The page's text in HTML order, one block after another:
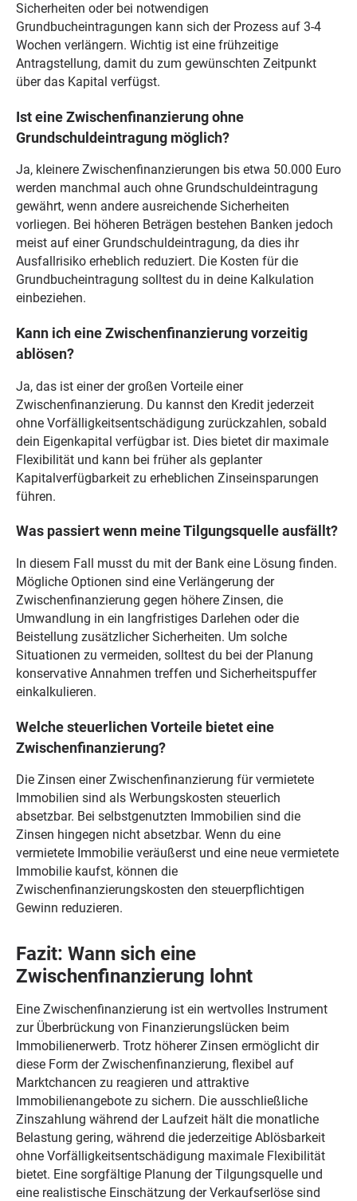
Sicherheiten oder bei notwendigen
Grundbucheintragungen kann sich der Prozess auf 3-4
Wochen verlängern. Wichtig ist eine frühzeitige
Antragstellung, damit du zum gewünschten Zeitpunkt
über das Kapital verfügst.
Ist eine Zwischenfinanzierung ohne
Grundschuldeintragung möglich?
Ja, kleinere Zwischenfinanzierungen bis etwa 50.000 Euro
werden manchmal auch ohne Grundschuldeintragung
gewährt, wenn andere ausreichende Sicherheiten
vorliegen. Bei höheren Beträgen bestehen Banken jedoch
meist auf einer Grundschuldeintragung, da dies ihr
Ausfallrisiko erheblich reduziert. Die Kosten für die
Grundbucheintragung solltest du in deine Kalkulation
einbeziehen.
Kann ich eine Zwischenfinanzierung vorzeitig
ablösen?
Ja, das ist einer der großen Vorteile einer
Zwischenfinanzierung. Du kannst den Kredit jederzeit
ohne Vorfälligkeitsentschädigung zurückzahlen, sobald
dein Eigenkapital verfügbar ist. Dies bietet dir maximale
Flexibilität und kann bei früher als geplanter
Kapitalverfügbarkeit zu erheblichen Zinseinsparungen
führen.
Was passiert wenn meine Tilgungsquelle ausfällt?
In diesem Fall musst du mit der Bank eine Lösung finden.
Mögliche Optionen sind eine Verlängerung der
Zwischenfinanzierung gegen höhere Zinsen, die
Umwandlung in ein langfristiges Darlehen oder die
Beistellung zusätzlicher Sicherheiten. Um solche
Situationen zu vermeiden, solltest du bei der Planung
konservative Annahmen treffen und Sicherheitspuffer
einkalkulieren.
Welche steuerlichen Vorteile bietet eine
Zwischenfinanzierung?
Die Zinsen einer Zwischenfinanzierung für vermietete
Immobilien sind als Werbungskosten steuerlich
absetzbar. Bei selbstgenutzten Immobilien sind die
Zinsen hingegen nicht absetzbar. Wenn du eine
vermietete Immobilie veräußerst und eine neue vermietete
Immobilie kaufst, können die
Zwischenfinanzierungskosten den steuerpflichtigen
Gewinn reduzieren.
Fazit: Wann sich eine
Zwischenfinanzierung lohnt
Eine Zwischenfinanzierung ist ein wertvolles Instrument
zur Überbrückung von Finanzierungslücken beim
Immobilienerwerb. Trotz höherer Zinsen ermöglicht dir
diese Form der Zwischenfinanzierung, flexibel auf
Marktchancen zu reagieren und attraktive
Immobilienangebote zu sichern. Die ausschließliche
Zinszahlung während der Laufzeit hält die monatliche
Belastung gering, während die jederzeitige Ablösbarkeit
ohne Vorfälligkeitsentschädigung maximale Flexibilität
bietet. Eine sorgfältige Planung der Tilgungsquelle und
eine realistische Einschätzung der Verkaufserlöse sind